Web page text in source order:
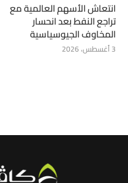
انتعاش الأسهم العالمية مع
تراجع النفط بعد انحسار
المخاوف الجيوسياسية
3 أغسطس، 2026